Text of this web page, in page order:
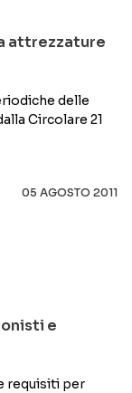
attrezzature
delle
Circolare 21
05 AGOSTO 2011
e
requisiti per